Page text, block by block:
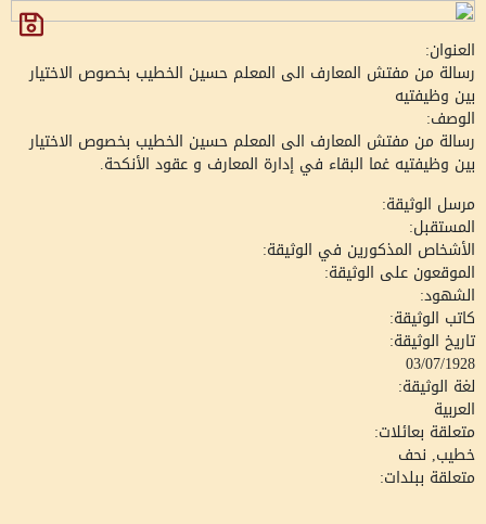
العنوان:
رسالة من مفتش المعارف الى المعلم حسين الخطيب بخصوص الاختيار
بين وظيفتيه
الوصف:
رسالة من مفتش المعارف الى المعلم حسين الخطيب بخصوص الاختيار
بين وظيفتيه غما البقاء في إدارة المعارف و عقود الأنكحة.
مرسل الوثيقة:
المستقبل:
الأشخاص المذكورين في الوثيقة:
الموقعون على الوثيقة:
الشهود:
كاتب الوثيقة:
تاريخ الوثيقة:
03/07/1928
لغة الوثيقة:
العربية
متعلقة بعائلات:
خطيب, نحف
متعلقة ببلدات: